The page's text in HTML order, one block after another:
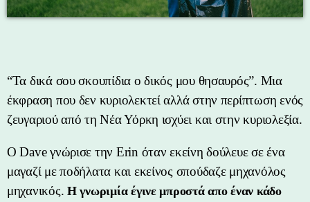
“Τα δικά σου σκουπίδια ο δικός μου θησαυρός”. Μια
έκφραση που δεν κυριολεκτεί αλλά στην περίπτωση ενός
ζευγαριού από τη Νέα Υόρκη ισχύει και στην κυριολεξία.
Ο Dave γνώρισε την Erin όταν εκείνη δούλευε σε ένα
μαγαζί με ποδήλατα και εκείνος σπούδαζε μηχανόλος
μηχανικός.Η γνωριμία έγινε μπροστά απο έναν κάδο